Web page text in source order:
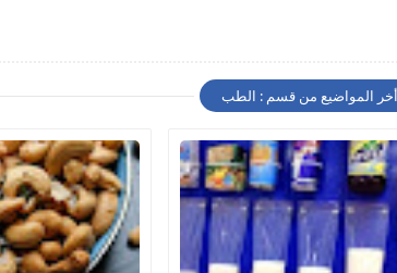
أخر المواضيع من قسم : الطب